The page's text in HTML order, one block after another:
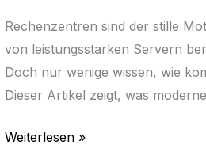
Rechenzentren sind der stille
von leistungsstarken Servern
Doch nur wenige wissen, wie
Dieser Artikel zeigt, was
Weiterlesen »